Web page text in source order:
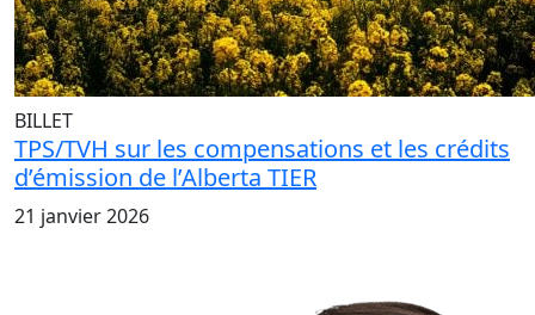
BILLET
TPS/TVH sur les compensations et les crédits
d’émission de l’Alberta TIER
21 janvier 2026